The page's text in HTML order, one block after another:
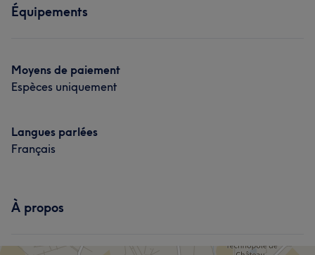
Équipements
Moyens de paiement
Espèces uniquement
Langues parlées
Français
À propos